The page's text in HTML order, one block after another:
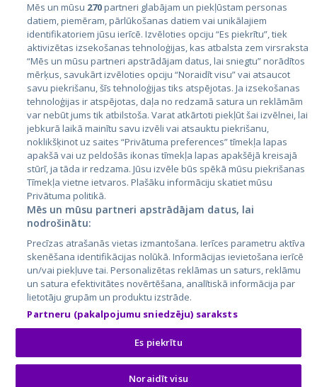
Страны
Эстония
Латвия
Литва
City24.lv
City24.ee
GetaPro.lv
GetaPro.ee
Skelbiu.lt
Autoplius.lt
Aruodas.lt
Kainos.lt
Paslaugos.lt
auto24.ee
KV.ee
Osta.ee
KuldneBörs.ee
Mēs un mūsu 270partneri glabājam un piekļūstam personas
datiem, piemēram, pārlūkošanas datiem vai unikālajiem
identifikatoriem jūsu ierīcē. Izvēloties opciju “Es piekrītu”, tiek
aktivizētas izsekošanas tehnoloģijas, kas atbalsta zem virsraksta
“Mēs un mūsu partneri apstrādājam datus, lai sniegtu” norādītos
mērķus, savukārt izvēloties opciju “Noraidīt visu” vai atsaucot
savu piekrišanu, šīs tehnoloģijas tiks atspējotas. Ja izsekošanas
tehnoloģijas ir atspējotas, daļa no redzamā satura un reklāmām
var nebūt jums tik atbilstoša. Varat atkārtoti piekļūt šai izvēlnei, lai
jebkurā laikā mainītu savu izvēli vai atsauktu piekrišanu,
noklikšķinot uz saites “Privātuma preferences” tīmekļa lapas
apakšā vai uz peldošās ikonas tīmekļa lapas apakšējā kreisajā
stūrī, ja tāda ir redzama. Jūsu izvēle būs spēkā mūsu piekrišanas
Tīmekļa vietne ietvaros. Plašāku informāciju skatiet mūsu
Privātuma politikā.
Mēs un mūsu partneri apstrādājam datus, lai
nodrošinātu:
Precīzas atrašanās vietas izmantošana. Ierīces parametru aktīva
skenēšana identifikācijas nolūkā. Informācijas ievietošana ierīcē
un/vai piekļuve tai. Personalizētas reklāmas un saturs, reklāmu
un satura efektivitātes novērtēšana, analītiskā informācija par
lietotāju grupām un produktu izstrāde.
Partneru (pakalpojumu sniedzēju) saraksts
Es piekrītu
Noraidīt visu